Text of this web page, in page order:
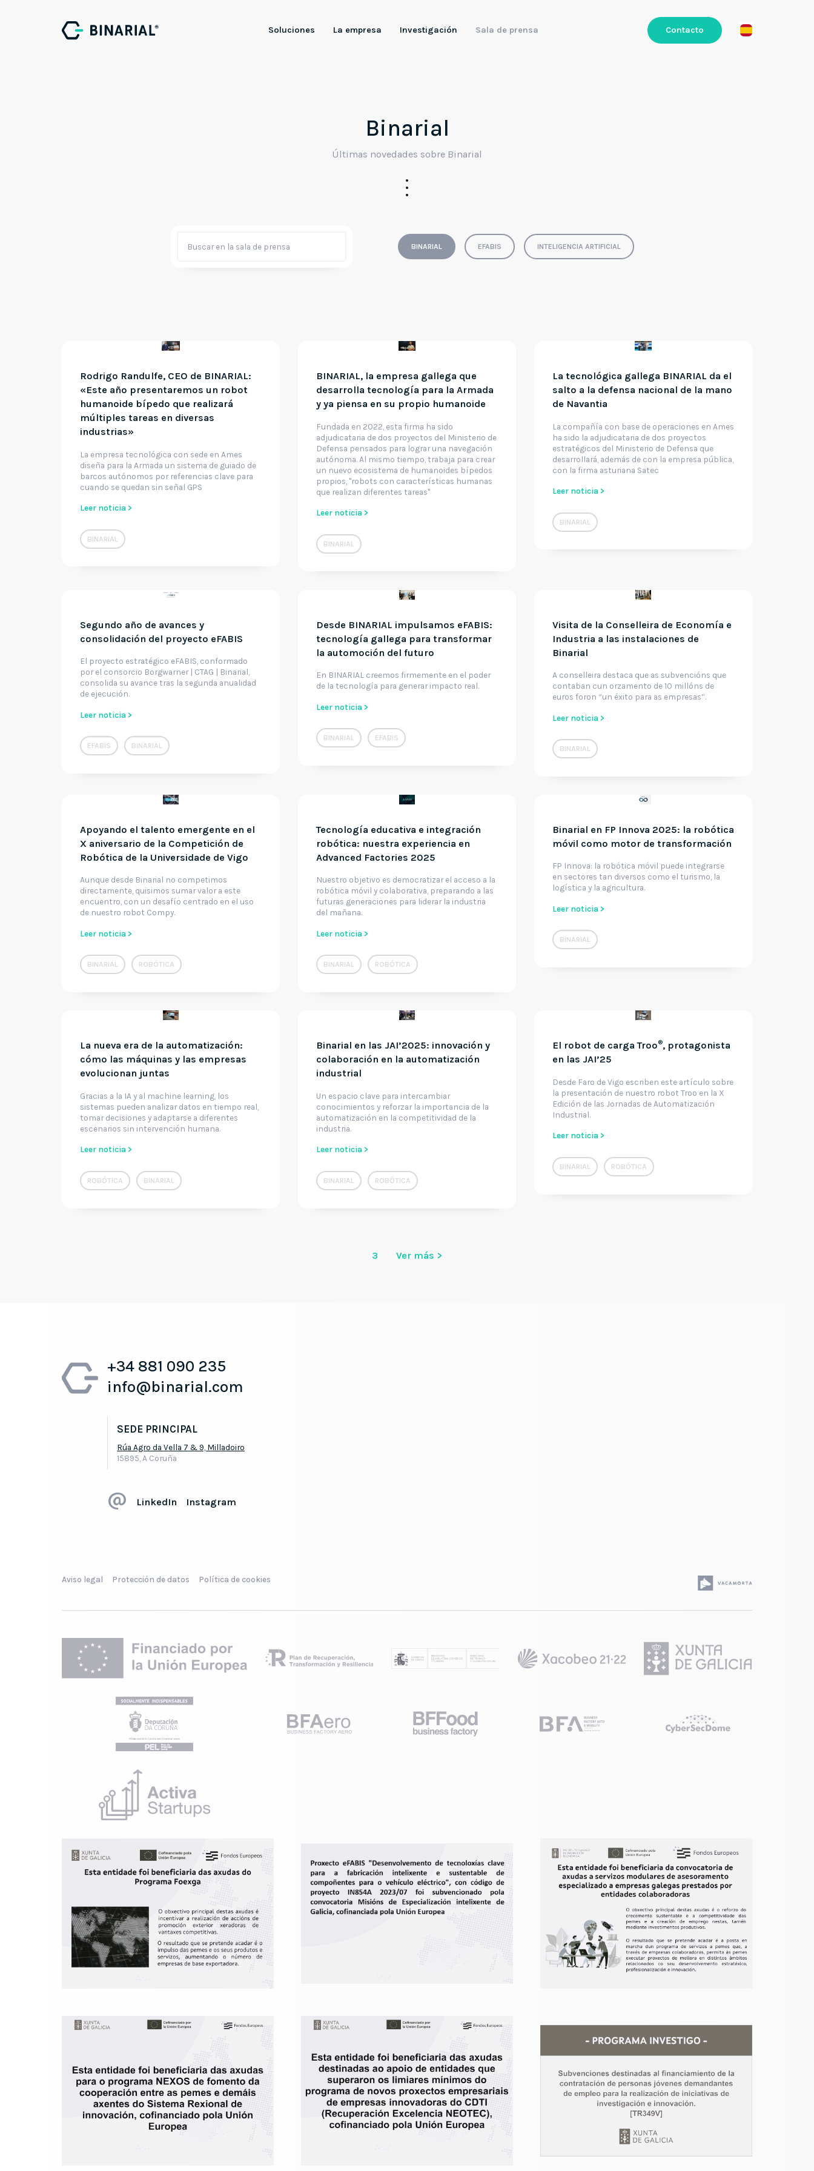
Soluciones La empresa Investigación Sala de prensa Contacto
Binarial
Últimas novedades sobre Binarial
BINARIAL EFABIS INTELIGENCIA ARTIFICIAL
Rodrigo Randulfe, CEO de BINARIAL:
«Este año presentaremos un robot
humanoide bípedo que realizará
múltiples tareas en diversas
industrias»
La empresa tecnológica con sede en Ames
diseña para la Armada un sistema de guiado de
barcos autónomos por referencias clave para
cuando se quedan sin señal GPS
Leer noticia >
BINARIAL
BINARIAL, la empresa gallega que
desarrolla tecnología para la Armada
y ya piensa en su propio humanoide
Fundada en 2022, esta firma ha sido
adjudicataria de dos proyectos del Ministerio de
Defensa pensados para lograr una navegación
autónoma. Al mismo tiempo, trabaja para crear
un nuevo ecosistema de humanoides bípedos
propios, "robots con características humanas
que realizan diferentes tareas"
Leer noticia >
BINARIAL
La tecnológica gallega BINARIAL da el
salto a la defensa nacional de la mano
de Navantia
La compañía con base de operaciones en Ames
ha sido la adjudicataria de dos proyectos
estratégicos del Ministerio de Defensa que
desarrollará, además de con la empresa pública,
con la firma asturiana Satec
Leer noticia >
BINARIAL
Segundo año de avances y
consolidación del proyecto eFABIS
El proyecto estratégico eFABIS, conformado
por el consorcio Borgwarner | CTAG | Binarial,
consolida su avance tras la segunda anualidad
de ejecución.
Leer noticia >
EFABIS BINARIAL
Desde BINARIAL impulsamos eFABIS:
tecnología gallega para transformar
la automoción del futuro
En BINARIAL creemos firmemente en el poder
de la tecnología para generar impacto real.
Leer noticia >
BINARIAL EFABIS
Visita de la Conselleira de Economía e
Industria a las instalaciones de
Binarial
A conselleira destaca que as subvencións que
contaban cun orzamento de 10 millóns de
euros foron “un éxito para as empresas”.
Leer noticia >
BINARIAL
Apoyando el talento emergente en el
X aniversario de la Competición de
Robótica de la Universidade de Vigo
Aunque desde Binarial no competimos
directamente, quisimos sumar valor a este
encuentro, con un desafío centrado en el uso
de nuestro robot Compy.
Leer noticia >
BINARIAL ROBÓTICA
Tecnología educativa e integración
robótica: nuestra experiencia en
Advanced Factories 2025
Nuestro objetivo es democratizar el acceso a la
robótica móvil y colaborativa, preparando a las
futuras generaciones para liderar la industria
del mañana.
Leer noticia >
BINARIAL ROBÓTICA
Binarial en FP Innova 2025: la robótica
móvil como motor de transformación
FP Innova: la robótica móvil puede integrarse
en sectores tan diversos como el turismo, la
logística y la agricultura.
Leer noticia >
BINARIAL
La nueva era de la automatización:
cómo las máquinas y las empresas
evolucionan juntas
Gracias a la IA y al machine learning, los
sistemas pueden analizar datos en tiempo real,
tomar decisiones y adaptarse a diferentes
escenarios sin intervención humana.
Leer noticia >
ROBÓTICA BINARIAL
Binarial en las JAI’2025: innovación y
colaboración en la automatización
industrial
Un espacio clave para intercambiar
conocimientos y reforzar la importancia de la
automatización en la competitividad de la
industria.
Leer noticia >
BINARIAL ROBÓTICA
El robot de carga Troo®, protagonista
en las JAI’25
Desde Faro de Vigo escriben este artículo sobre
la presentación de nuestro robot Troo en la X
Edición de las Jornadas de Automatización
Industrial.
Leer noticia >
BINARIAL ROBÓTICA
3 Ver más >
+34 881 090 235
info@binarial.com
SEDE PRINCIPAL
Rúa Agro da Vella 7 & 9, Milladoiro
15895, A Coruña
LinkedIn Instagram
Aviso legal Protección de datos Política de cookies